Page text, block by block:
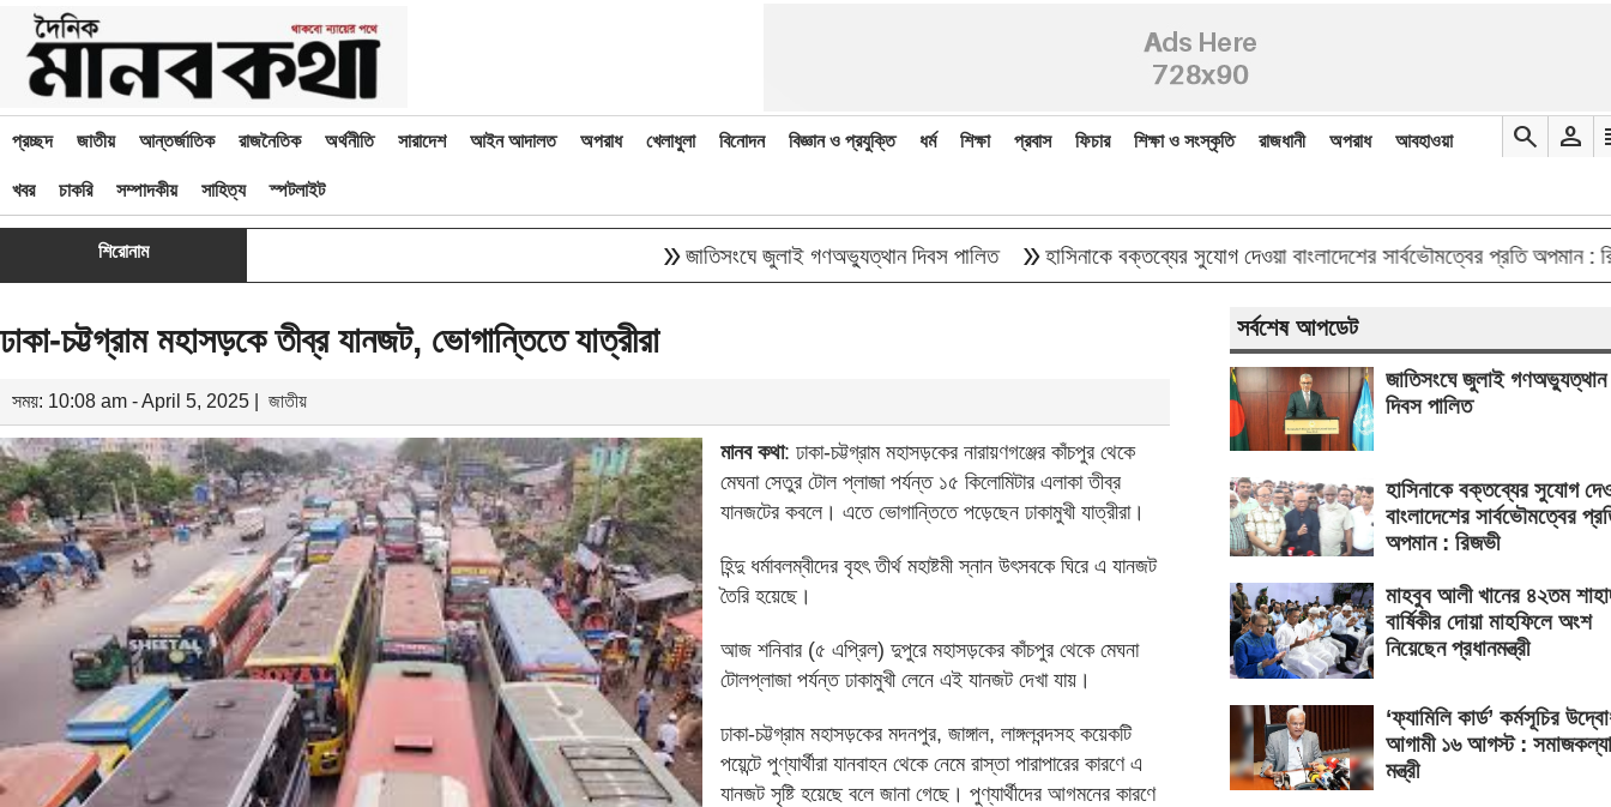
প্রচ্ছদ জাতীয় আন্তর্জাতিক রাজনৈতিক অর্থনীতি সারাদেশ আইন আদালত অপরাধ খেলাধুলা বিনোদন বিজ্ঞান ও প্রযুক্তি ধর্ম শিক্ষা প্রবাস ফিচার শিক্ষা ও সংস্কৃতি রাজধানী অপরাধ আবহাওয়া
খবর চাকরি সম্পাদকীয় সাহিত্য স্পটলাইট
search person
শিরোনাম জাতিসংঘে জুলাই গণঅভ্যুত্থান দিবস পালিত double_arrowহাসিনাকে বক্তব্যের সুযোগ দেওয়া বাংলাদেশের সার্বভৌমত্বের প্রতি অপমান : রিজভী
ঢাকা-চট্টগ্রাম মহাসড়কে তীব্র যানজট, ভোগান্তিতে যাত্রীরা
সময়: 10:08 am - April 5, 2025 | জাতীয়
মানব কথা: ঢাকা-চট্টগ্রাম মহাসড়কের নারায়ণগঞ্জের কাঁচপুর থেকে
মেঘনা সেতুর টোল প্লাজা পর্যন্ত ১৫ কিলোমিটার এলাকা তীব্র
যানজটের কবলে। এতে ভোগান্তিতে পড়েছেন ঢাকামুখী যাত্রীরা।
হিন্দু ধর্মাবলম্বীদের বৃহৎ তীর্থ মহাষ্টমী স্নান উৎসবকে ঘিরে এ যানজট
তৈরি হয়েছে।
আজ শনিবার (৫ এপ্রিল) দুপুরে মহাসড়কের কাঁচপুর থেকে মেঘনা
টোলপ্লাজা পর্যন্ত ঢাকামুখী লেনে এই যানজট দেখা যায়।
ঢাকা-চট্টগ্রাম মহাসড়কের মদনপুর, জাঙ্গাল, লাঙ্গলবন্দসহ কয়েকটি
পয়েন্টে পুণ্যার্থীরা যানবাহন থেকে নেমে রাস্তা পারাপারের কারণে এ
যানজট সৃষ্টি হয়েছে বলে জানা গেছে। পুণ্যার্থীদের আগমনের কারণে
সর্বশেষ আপডেট
জাতিসংঘে জুলাই গণঅভ্যুত্থান
দিবস পালিত
হাসিনাকে বক্তব্যের সুযোগ
বাংলাদেশের সার্বভৌমত্বের
অপমান : রিজভী
মাহবুব আলী খানের ৪২তম
বার্ষিকীর দোয়া মাহফিলে অংশ
নিয়েছেন প্রধানমন্ত্রী
‘ফ্যামিলি কার্ড’ কর্মসূচির
আগামী ১৬ আগস্ট :
মন্ত্রী